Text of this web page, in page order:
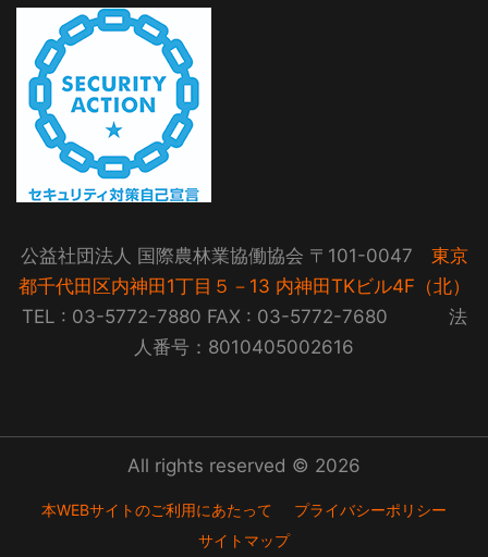
公益社団法人 国際農林業協働協会 〒101-0047 東京
都千代田区内神田1丁目５－13 内神田TKビル4F（北）
TEL : 03-5772-7880 FAX : 03-5772-7680 法
人番号：8010405002616
All rights reserved © 2026
本WEBサイトのご利用にあたって
プライバシーポリシー
サイトマップ